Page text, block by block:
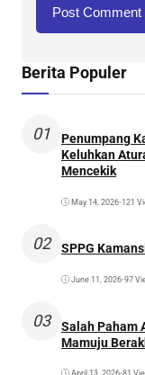
Berita Populer
01
Penumpang
Keluhkan
Mencekik
May 14, 2026•121
02 SPPG
June 11, 2026•97
03
Salah Paham
Mamuju